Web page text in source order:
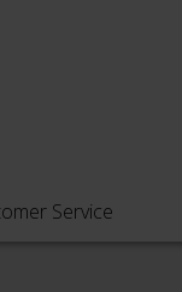
Service